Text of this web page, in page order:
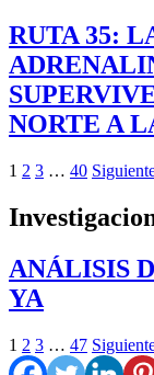
RUTA 35:
NORTE A
1 2 3 … 40
ANÁLISIS
YA
1 2 3 … 47